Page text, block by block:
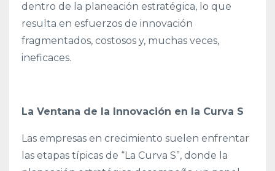
dentro de la planeación estratégica, lo que
resulta en esfuerzos de innovación
fragmentados, costosos y, muchas veces,
ineficaces.
La Ventana de la Innovación en la Curva S
Las empresas en crecimiento suelen enfrentar
las etapas típicas de “La Curva S”, donde la